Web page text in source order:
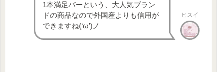
1本満足バーという、大人気ブラン
ドの商品なので外国産よりも信用が
できますね(‘ω’)ノ
ヒスイ